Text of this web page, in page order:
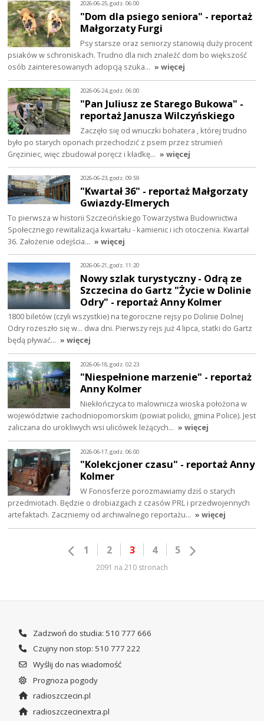
2026-06-25, godz. 06:00
"Dom dla psiego seniora" - reportaż
Małgorzaty Furgi
Psy starsze oraz seniorzy stanowią duży procent
psiaków w schroniskach. Trudno dla nich znaleźć dom bo większość
osób zainteresowanych adopcją szuka… » więcej
2026-06-24, godz. 06:00
"Pan Juliusz ze Starego Bukowa" -
reportaż Janusza Wilczyńskiego
Zaczęło się od wnuczki bohatera , której trudno
było po starych oponach przechodzić z psem przez strumień
Gręziniec, więc zbudował poręcz i kładkę… » więcej
2026-06-23, godz. 09:59
"Kwartał 36" - reportaż Małgorzaty
Gwiazdy-Elmerych
To pierwsza w historii Szczecińskiego Towarzystwa Budownictwa
Społecznego rewitalizacja kwartału - kamienic i ich otoczenia. Kwartał
36. Założenie odejścia… » więcej
2026-06-21, godz. 11:20
Nowy szlak turystyczny - Odrą ze
Szczecina do Gartz "Życie w Dolinie
Odry" - reportaż Anny Kolmer
1800 biletów (czyli wszystkie) na tegoroczne rejsy po Dolinie Dolnej
Odry rozeszło się w... dwa dni. Pierwszy rejs już 4 lipca, statki do Gartz
będą pływać… » więcej
2026-06-18, godz. 02:23
"Niespełnione marzenie" - reportaż
Anny Kolmer
Niekłończyca to malownicza wioska położona w
województwie zachodniopomorskim (powiat policki, gmina Police). Jest
zaliczana do urokliwych wsi ulicówek leżących… » więcej
2026-06-17, godz. 06:00
"Kolekcjoner czasu" - reportaż Anny
Kolmer
W Fonosferze porozmawiamy dziś o starych
przedmiotach. Będzie o drobiazgach z czasów PRL i przedwojennych
artefaktach. Zaczniemy od archiwalnego reportażu… » więcej
1 2 3 4 5
2091 na 210 stronach
Zadzwoń do studia: 510 777 666
Czujny non stop: 510 777 222
Wyślij do nas wiadomość
Prognoza pogody
radioszczecin.pl
radioszczecinextra.pl